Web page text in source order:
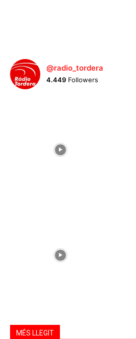
@radio_tordera
4.449 Followers
MÉS LLEGIT